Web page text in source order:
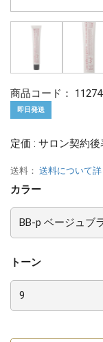
商品コード：
即日発送
定価 : サロン契約後
送料： 送料について
カラー
トーン